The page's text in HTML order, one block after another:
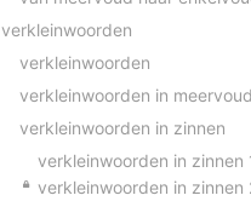
verkleinwoorden
verkleinwoorden
verkleinwoorden in meervoud
verkleinwoorden in zinnen
verkleinwoorden in zinnen
verkleinwoorden in zinnen